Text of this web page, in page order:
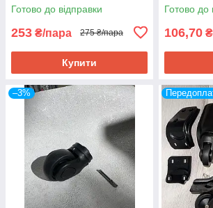
Готово до відправки
253 ₴/пара 275 ₴/пара
Купити
Готово до
106,70 ₴
–3%